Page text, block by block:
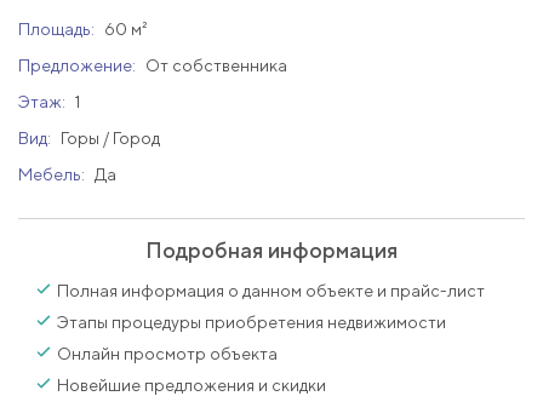
Площадь:
60 м²
Предложение:
От собственника
Этаж: 1
Вид:
Горы / Город
Мебель:
Да
Подробная информация
Полная информация о данном объекте и прайс-лист
Этапы процедуры приобретения недвижимости
Онлайн просмотр объекта
Новейшие предложения и скидки